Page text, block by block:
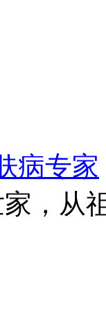
病专家
，从